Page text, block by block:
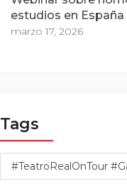
estudios en España
marzo 17, 2026
Tags
#TeatroRealOnTour